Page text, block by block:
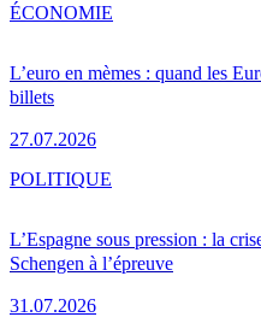
L’euro en mèmes : quand les
billets
27.07.2026
ÉCONOMIE
L’Espagne sous pression : la
Schengen à l’épreuve
31.07.2026
POLITIQUE